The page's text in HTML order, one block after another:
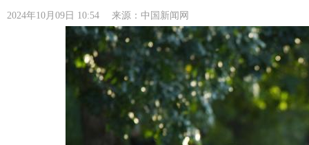
2024年10月09日 10:54 来源： 中国新闻网